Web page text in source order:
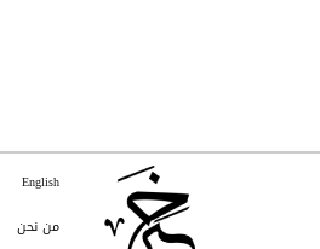
English
من نحن